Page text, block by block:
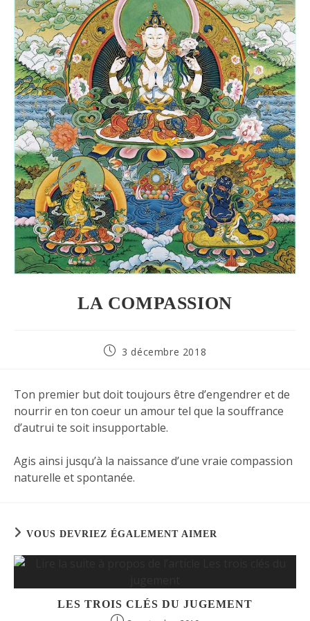
LA COMPASSION
3 décembre 2018
Ton premier but doit toujours être d’engendrer et de
nourrir en ton coeur un amour tel que la souffrance
d’autrui te soit insupportable.
Agis ainsi jusqu’à la naissance d’une vraie compassion
naturelle et spontanée.
VOUS DEVRIEZ ÉGALEMENT AIMER
LES TROIS CLÉS DU JUGEMENT